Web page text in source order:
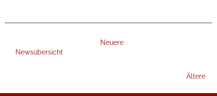
Neuere
Newsübersicht
Ältere